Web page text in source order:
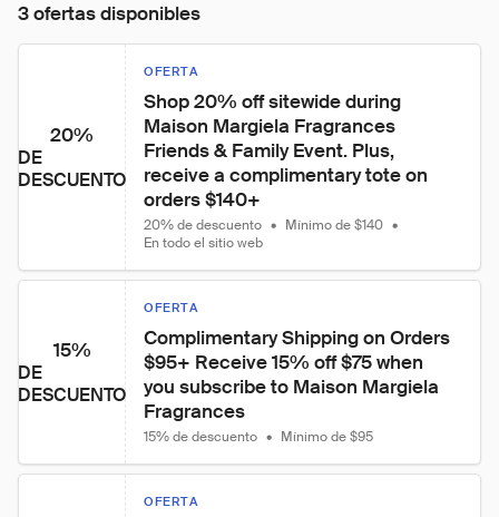
3 ofertas disponibles
20%
DE
DESCUENTO
OFERTA
Shop 20% off sitewide during
Maison Margiela Fragrances
Friends & Family Event. Plus,
receive a complimentary tote on
orders $140+
20% de descuento • Mínimo de $140 •
En todo el sitio web
15%
DE
DESCUENTO
OFERTA
Complimentary Shipping on Orders
$95+ Receive 15% off $75 when
you subscribe to Maison Margiela
Fragrances
15% de descuento • Mínimo de $95
OFERTA